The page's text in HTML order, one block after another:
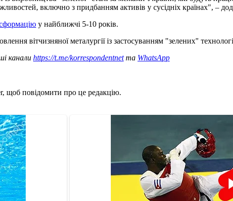
включно з придбанням активів у сусідніх країнах", –
у найближчі 5-10 років.
вітчизняної металургії із застосуванням "зелених"
канали https://t.me/korrespondentnetта WhatsApp
щоб повідомити про це редакцію.